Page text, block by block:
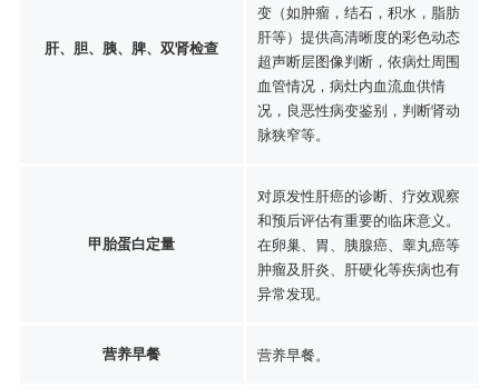
肝、胆、胰、脾、双肾检查
变（如肿瘤，结石，积水，脂肪
肝等）提供高清晰度的彩色动态
超声断层图像判断，依病灶周围
血管情况，病灶内血流血供情
况，良恶性病变鉴别，判断肾动
脉狭窄等。
甲胎蛋白定量
对原发性肝癌的诊断、疗效观察
和预后评估有重要的临床意义。
在卵巢、胃、胰腺癌、睾丸癌等
肿瘤及肝炎、肝硬化等疾病也有
异常发现。
营养早餐 营养早餐。